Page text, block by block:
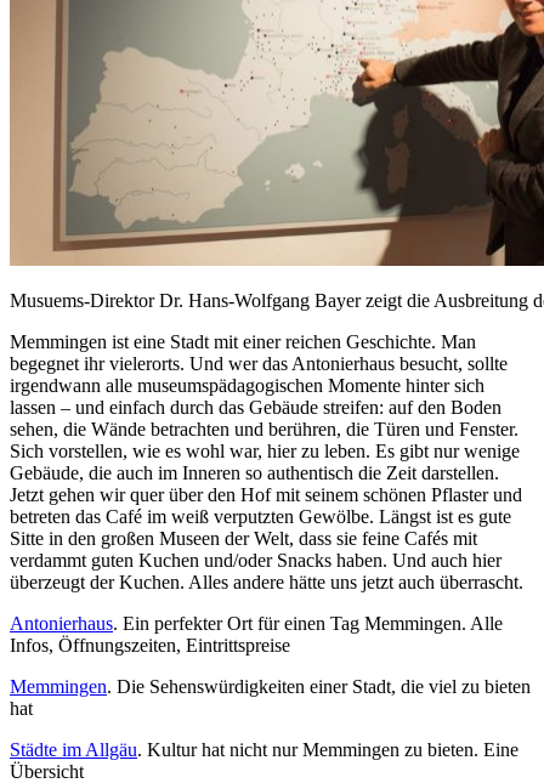
Musuems-Direktor Dr. Hans-Wolfgang Bayer zeigt die Ausbreitung
Memmingen ist eine Stadt mit einer reichen Geschichte. Man
begegnet ihr vielerorts. Und wer das Antonierhaus besucht, sollte
irgendwann alle museumspädagogischen Momente hinter sich
lassen – und einfach durch das Gebäude streifen: auf den Boden
sehen, die Wände betrachten und berühren, die Türen und Fenster.
Sich vorstellen, wie es wohl war, hier zu leben. Es gibt nur wenige
Gebäude, die auch im Inneren so authentisch die Zeit darstellen.
Jetzt gehen wir quer über den Hof mit seinem schönen Pflaster und
betreten das Café im weiß verputzten Gewölbe. Längst ist es gute
Sitte in den großen Museen der Welt, dass sie feine Cafés mit
verdammt guten Kuchen und/oder Snacks haben. Und auch hier
überzeugt der Kuchen. Alles andere hätte uns jetzt auch überrascht.
Antonierhaus. Ein perfekter Ort für einen Tag Memmingen. Alle
Infos, Öffnungszeiten, Eintrittspreise
Memmingen. Die Sehenswürdigkeiten einer Stadt, die viel zu bieten
hat
Städte im Allgäu. Kultur hat nicht nur Memmingen zu bieten. Eine
Übersicht